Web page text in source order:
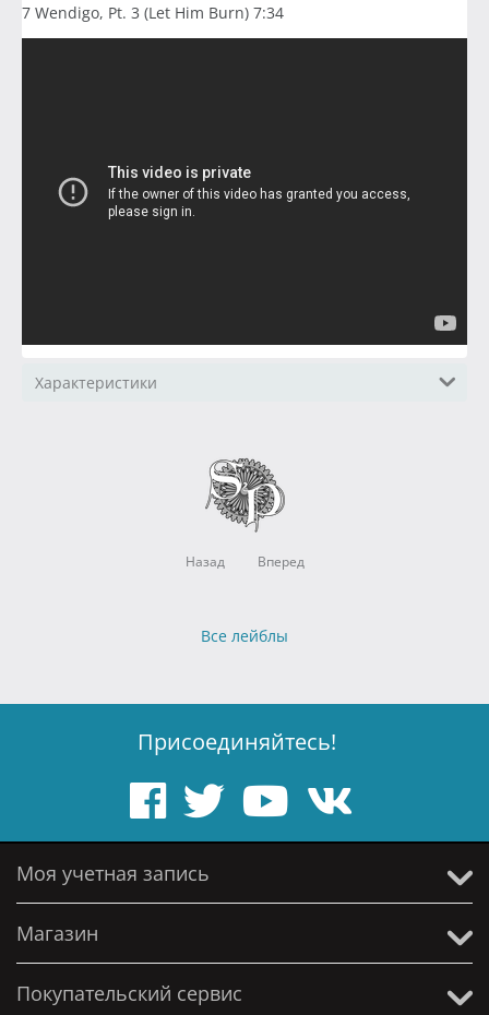
7 Wendigo, Pt. 3 (Let Him Burn) 7:34
Характеристики
Назад Вперед
Все лейблы
Присоединяйтесь!
Моя учетная запись
Магазин
Покупательский сервис